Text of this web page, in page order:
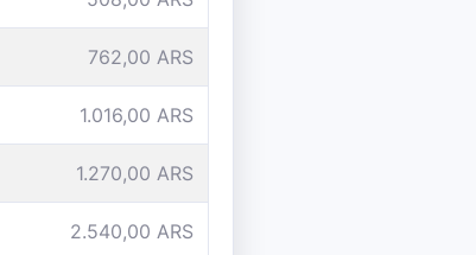
762,00 ARS
1.016,00 ARS
1.270,00 ARS
2.540,00 ARS